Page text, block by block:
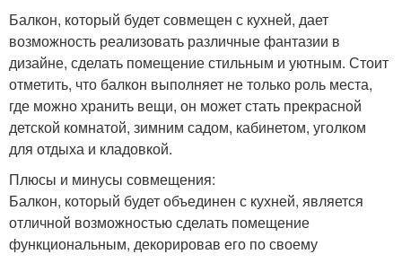
Балкон, который будет совмещен с кухней, дает
возможность реализовать различные фантазии в
дизайне, сделать помещение стильным и уютным. Стоит
отметить, что балкон выполняет не только роль места,
где можно хранить вещи, он может стать прекрасной
детской комнатой, зимним садом, кабинетом, уголком
для отдыха и кладовкой.
Плюсы и минусы совмещения:
Балкон, который будет объединен с кухней, является
отличной возможностью сделать помещение
функциональным, декорировав его по своему